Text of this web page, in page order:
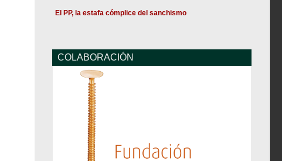
El PP, la estafa cómplice del sanchismo
COLABORACIÓN